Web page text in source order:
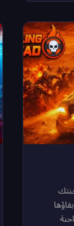
رقم قياسي